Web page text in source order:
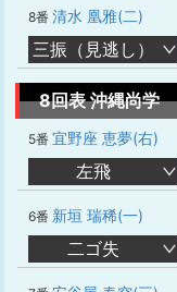
8番 清水 凰雅(二)
三振（見逃し）
8回表 沖縄尚学
5番 宜野座 恵夢(右)
左飛
6番 新垣 瑞稀(一)
二ゴ失